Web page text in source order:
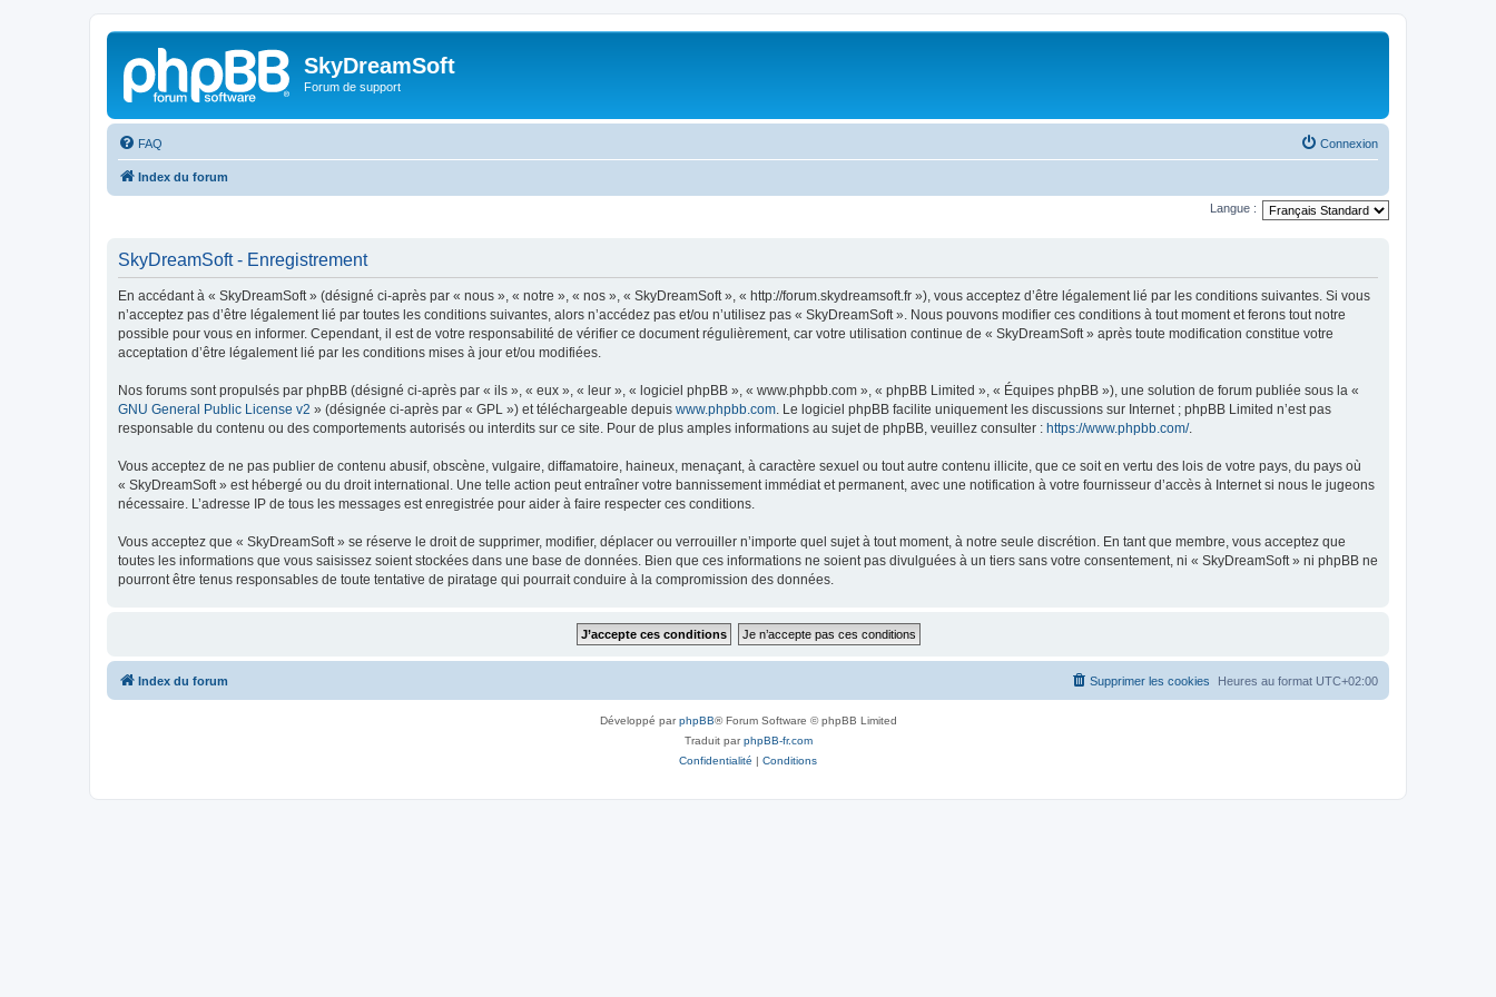
SkyDreamSoft
Forum de support
FAQ Connexion
Index du forum
Langue :
SkyDreamSoft - Enregistrement
En accédant à « SkyDreamSoft » (désigné ci-après par « nous », « notre », « nos », « SkyDreamSoft », « http://forum.skydreamsoft.fr »), vous acceptez d’être légalement lié par les conditions suivantes. Si vous
n’acceptez pas d’être légalement lié par toutes les conditions suivantes, alors n’accédez pas et/ou n’utilisez pas « SkyDreamSoft ». Nous pouvons modifier ces conditions à tout moment et ferons tout notre
possible pour vous en informer. Cependant, il est de votre responsabilité de vérifier ce document régulièrement, car votre utilisation continue de « SkyDreamSoft » après toute modification constitue votre
acceptation d’être légalement lié par les conditions mises à jour et/ou modifiées.
Nos forums sont propulsés par phpBB (désigné ci-après par « ils », « eux », « leur », « logiciel phpBB », « www.phpbb.com », « phpBB Limited », « Équipes phpBB »), une solution de forum publiée sous la «
GNU General Public License v2 » (désignée ci-après par « GPL ») et téléchargeable depuis www.phpbb.com. Le logiciel phpBB facilite uniquement les discussions sur Internet ; phpBB Limited n’est pas
responsable du contenu ou des comportements autorisés ou interdits sur ce site. Pour de plus amples informations au sujet de phpBB, veuillez consulter : https://www.phpbb.com/.
Vous acceptez de ne pas publier de contenu abusif, obscène, vulgaire, diffamatoire, haineux, menaçant, à caractère sexuel ou tout autre contenu illicite, que ce soit en vertu des lois de votre pays, du pays où
« SkyDreamSoft » est hébergé ou du droit international. Une telle action peut entraîner votre bannissement immédiat et permanent, avec une notification à votre fournisseur d’accès à Internet si nous le jugeons
nécessaire. L’adresse IP de tous les messages est enregistrée pour aider à faire respecter ces conditions.
Vous acceptez que « SkyDreamSoft » se réserve le droit de supprimer, modifier, déplacer ou verrouiller n’importe quel sujet à tout moment, à notre seule discrétion. En tant que membre, vous acceptez que
toutes les informations que vous saisissez soient stockées dans une base de données. Bien que ces informations ne soient pas divulguées à un tiers sans votre consentement, ni « SkyDreamSoft » ni phpBB ne
pourront être tenus responsables de toute tentative de piratage qui pourrait conduire à la compromission des données.
Index du forum Heures au format UTC+02:00
Supprimer les cookies
Développé parphpBB® Forum Software © phpBB Limited
Traduit parphpBB-fr.com
Confidentialité | Conditions